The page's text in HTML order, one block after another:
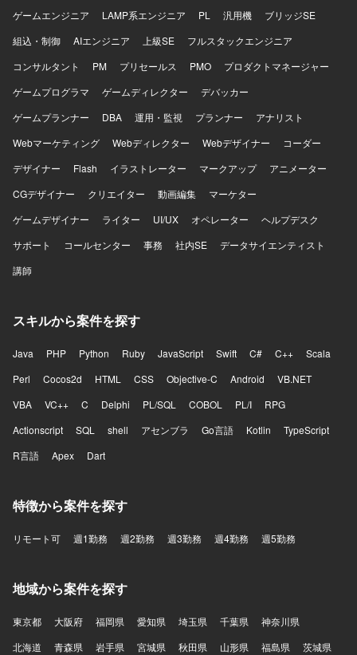
ゲームエンジニア
LAMP系エンジニア PL 汎用機
ブリッジSE
組込・制御
AIエンジニア 上級SE
フルスタックエンジニア
コンサルタント
PM プリセールス PMO
プロダクトマネージャー
ゲームプログラマ
ゲームディレクター
デバッカー
ゲームプランナー
DBA 運用・監視 プランナー
アナリスト
Webマーケティング
Webディレクター Webデザイナー
コーダー
デザイナー
Flash イラストレーター マークアップ
アニメーター
CGデザイナー
クリエイター 動画編集
マーケター
ゲームデザイナー
ライター UI/UX オペレーター
ヘルプデスク
サポート
コールセンター 事務 社内SE
データサイエンティスト
講師
スキルから案件を探す
Java PHP Python Ruby JavaScript Swift C# C++
Scala
Perl
Cocos2d HTML CSS Objective-C Android
VB.NET
VBA
VC++ C Delphi PL/SQL COBOL PL/I
RPG
Actionscript
SQL shell アセンブラ Go言語 Kotlin
TypeScript
R言語
Apex Dart
特徴から案件を探す
リモート可 週1勤務 週2勤務 週3勤務 週4勤務 週5勤務
地域から案件を探す
東京都 大阪府 福岡県 愛知県 埼玉県 千葉県
神奈川県
北海道
青森県 岩手県 宮城県 秋田県 山形県 福島県 茨城県